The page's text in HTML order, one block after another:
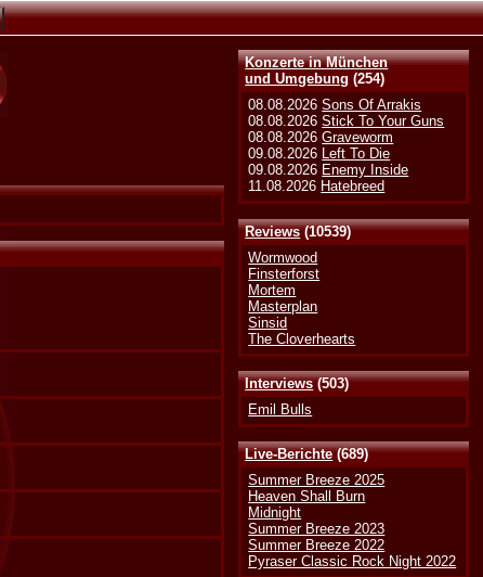
Konzerte in München
und Umgebung (254)
08.08.2026Sons Of Arrakis
08.08.2026Stick To Your Guns
08.08.2026Graveworm
09.08.2026 Left To Die
09.08.2026 Enemy Inside
11.08.2026 Hatebreed
Reviews(10539)
Wormwood
Finsterforst
Mortem
Masterplan
Sinsid
The Cloverhearts
Interviews(503)
Emil Bulls
Live-Berichte(689)
Summer Breeze 2025
Heaven Shall Burn
Midnight
Summer Breeze 2023
Summer Breeze 2022
Pyraser Classic Rock Night 2022